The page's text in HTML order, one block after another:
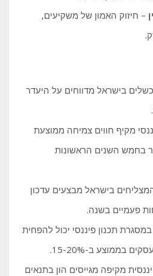
– חיזוק האמון של משקיעים,
בישראל מדווחים על היעדר
מקיף חווים צמיחה ממוצעת
יותר בחמש השנים הראשונות
המצליחים בישראל מבצעים עדכון
פעמיים בשנה.
תכנון פיננסי יכול להפחית
בממוצע ב-15-20%.
מקיפה מגייסים הון בתנאים